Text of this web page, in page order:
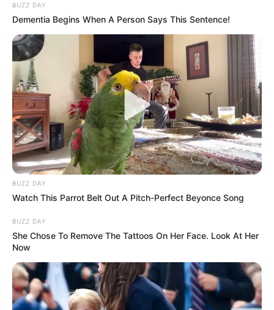
BUZZ DAY
Dementia Begins When A Person Says This Sentence!
BUZZ DAY
Watch This Parrot Belt Out A Pitch-Perfect Beyonce Song
BUZZ DAY
She Chose To Remove The Tattoos On Her Face. Look At Her
Now